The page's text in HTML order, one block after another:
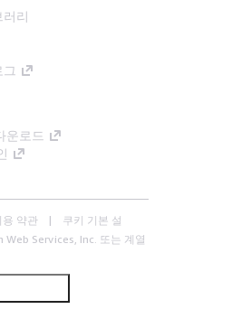
리
운로드
용 약관
쿠키 기본 설
Services, Inc. 또는 계열